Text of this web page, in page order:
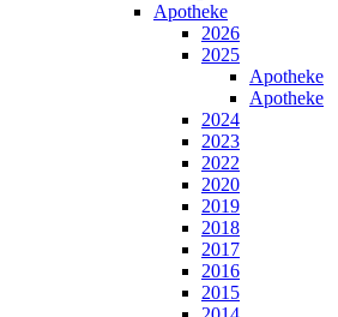
Apotheke
2026
2025
Apotheke
Apotheke
2024
2023
2022
2020
2019
2018
2017
2016
2015